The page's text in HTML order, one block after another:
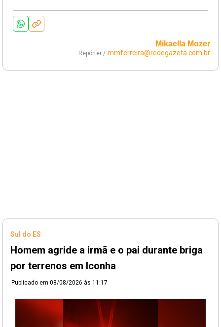
Mikaella Mozer
Repórter / mmferreira@redegazeta.com.br
Sul do ES
Homem agride a irmã e o pai durante briga
por terrenos em Iconha
Publicado em 08/08/2026 às 11:17